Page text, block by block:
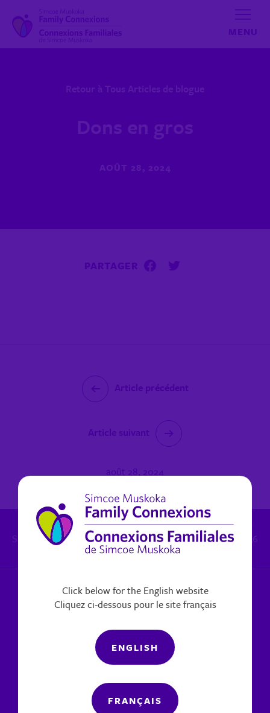
Retour à Tous Articles de blogue
Dons en gros
AOÛT 28, 2024
PARTAGER
Article précédent
Article suivant
août 28, 2024
Inquiétudes de protection de l'enfance: 1.800.461.4236 -
Santé mentale (non urgent) pour Muskoka: 1.800.461.4236
x 6270
| Signaler un problème
Nos bureaux
SUCCURSALE PRINCIPALE - BARRIE
Click below for the English website
Cliquez ci-dessous pour le site français
ENGLISH
FRANÇAIS